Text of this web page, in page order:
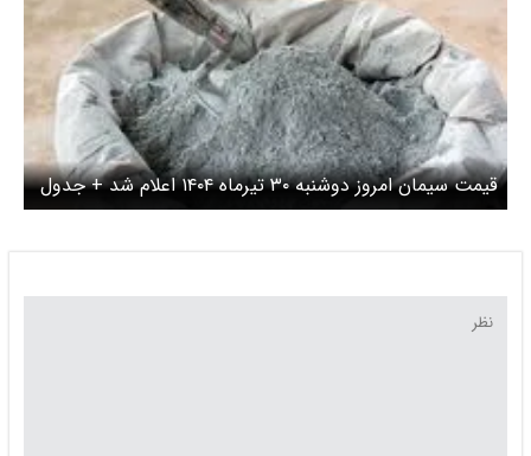
قیمت سیمان امروز دوشنبه ۳۰ تیرماه ۱۴۰۴ اعلام شد + جدول